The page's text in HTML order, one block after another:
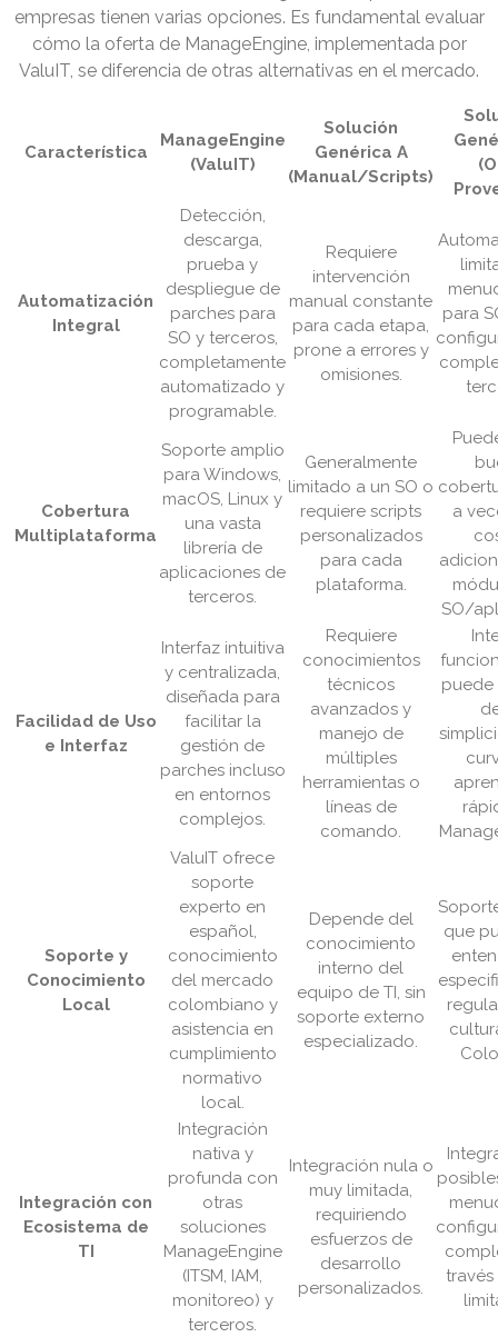
empresas tienen varias opciones. Es fundamental evaluar
cómo la oferta de ManageEngine, implementada por
ValuIT, se diferencia de otras alternativas en el mercado.
Característica
ManageEngine
(ValuIT)
Solución
Genérica A
(Manual/Scripts)
Automatización
Integral
Detección,
descarga,
prueba y
despliegue de
parches para
SO y terceros,
completamente
automatizado y
programable.
Requiere
intervención
manual constante
para cada etapa,
prone a errores y
omisiones.
para
Cobertura
Multiplataforma
Soporte amplio
para Windows,
macOS, Linux y
una vasta
librería de
aplicaciones de
terceros.
Generalmente
limitado a un SO o
requiere scripts
personalizados
para cada
plataforma.
a
SO/
Facilidad de Uso
e Interfaz
Interfaz intuitiva
y centralizada,
diseñada para
facilitar la
gestión de
parches incluso
en entornos
complejos.
Requiere
conocimientos
técnicos
avanzados y
manejo de
múltiples
herramientas o
líneas de
comando.
puede
Soporte y
Conocimiento
Local
ValuIT ofrece
soporte
experto en
español,
conocimiento
del mercado
colombiano y
asistencia en
cumplimiento
normativo
local.
Depende del
conocimiento
interno del
equipo de TI, sin
soporte externo
especializado.
que
Integración con
Ecosistema de
TI
Integración
nativa y
profunda con
otras
soluciones
ManageEngine
(ITSM, IAM,
monitoreo) y
terceros.
Integración nula o
muy limitada,
requiriendo
esfuerzos de
desarrollo
personalizados.
través